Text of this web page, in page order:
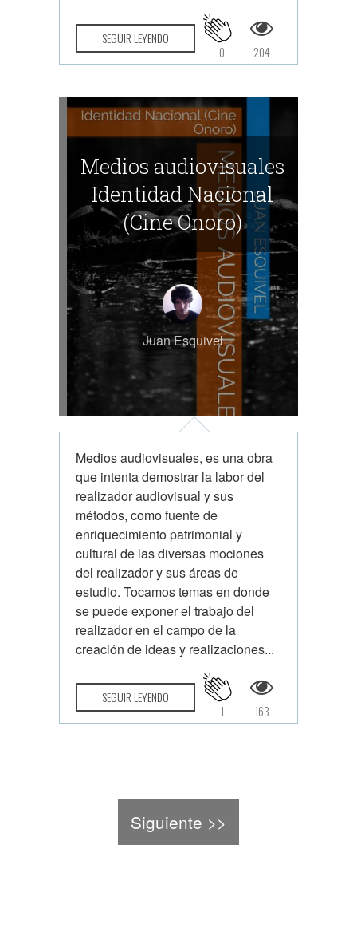
SEGUIR LEYENDO
204
0
Medios audiovisuales
Identidad Nacional
(Cine Onoro)
Juan Esquivel
Medios audiovisuales, es una obra
que intenta demostrar la labor del
realizador audiovisual y sus
métodos, como fuente de
enriquecimiento patrimonial y
cultural de las diversas mociones
del realizador y sus áreas de
estudio. Tocamos temas en donde
se puede exponer el trabajo del
realizador en el campo de la
creación de ideas y realizaciones...
SEGUIR LEYENDO
163
1
Siguiente >>